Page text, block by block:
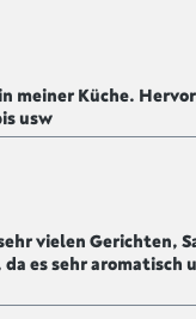
5 Sternen
meiner Küche.
usw
5 Sternen
vielen Gerichten,
es sehr aromatisch